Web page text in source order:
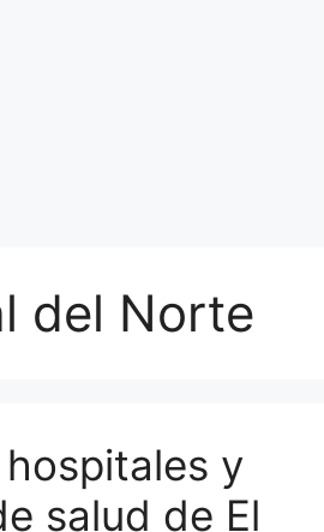
del Norte
y
salud de El